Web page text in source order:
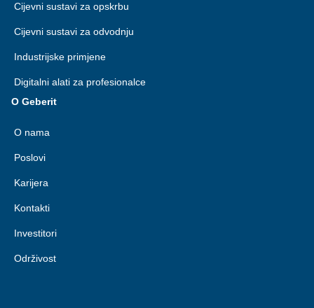
Cijevni sustavi za opskrbu
Cijevni sustavi za odvodnju
Industrijske primjene
Digitalni alati za profesionalce
O Geberit
O nama
Poslovi
Karijera
Kontakti
Investitori
Održivost